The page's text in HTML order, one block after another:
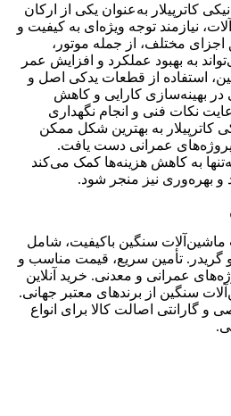
به‌عنوان یکی از ارکان
توجه ویژه‌ای به کیفیت و
از جمله موتور،
عملکرد و افزایش عمر
از قطعات یدکی اصل و
کارایی و کاهش
و انجام نگهداری
به بهترین شکل ممکن
عمرانی دست یافت.
هزینه‌ها کمک می‌کند
نیز منجر شود.
سنگین باکیفیت، شامل
سریع، قیمت مناسب و
و معدنی. خرید آنلاین
برندهای معتبر جهانی.
کالا برای انواع